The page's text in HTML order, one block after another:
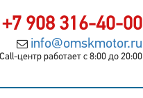
+7 908 316-40-00
info@omskmotor.ru
Call-центр работает с 8:00 до 20:00